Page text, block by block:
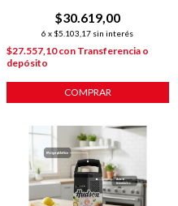
PLÁSTICOS
$30.619,00
6 x $5.103,17 sin interés
$27.557,10con Transferencia o
depósito
COMPRAR